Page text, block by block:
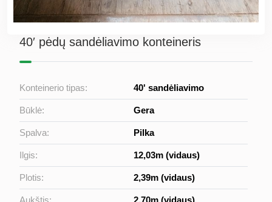
40′ pėdų sandėliavimo konteineris
Konteinerio tipas: 40' sandėliavimo
Būklė: Gera
Spalva: Pilka
Ilgis: 12,03m (vidaus)
Plotis: 2,39m (vidaus)
Aukštis: 2,70m (vidaus)